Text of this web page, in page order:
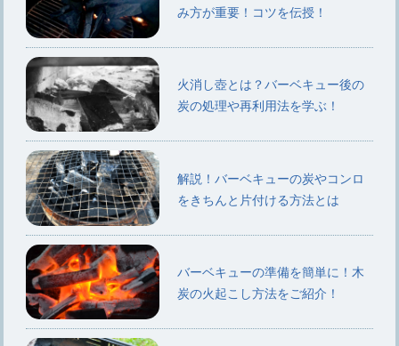
み方が重要！コツを伝授！
火消し壺とは？バーベキュー後の
炭の処理や再利用法を学ぶ！
解説！バーベキューの炭やコンロ
をきちんと片付ける方法とは
バーベキューの準備を簡単に！木
炭の火起こし方法をご紹介！